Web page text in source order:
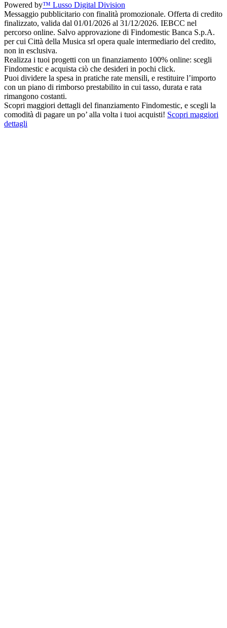
Powered by™ Lusso Digital Division
Messaggio pubblicitario con finalità promozionale. Offerta di credito
finalizzato, valida dal 01/01/2026 al 31/12/2026. IEBCC nel
percorso online. Salvo approvazione di Findomestic Banca S.p.A.
per cui Città della Musica srl opera quale intermediario del credito,
non in esclusiva.
Realizza i tuoi progetti con un finanziamento 100% online: scegli
Findomestic e acquista ciò che desideri in pochi click.
Puoi dividere la spesa in pratiche rate mensili, e restituire l’importo
con un piano di rimborso prestabilito in cui tasso, durata e rata
rimangono costanti.
Scopri maggiori dettagli del finanziamento Findomestic, e scegli la
comodità di pagare un po’ alla volta i tuoi acquisti! Scopri maggiori
dettagli